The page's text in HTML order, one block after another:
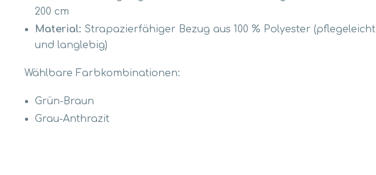
200 cm
Material: Strapazierfähiger Bezug aus 100 % Polyester (pflegeleicht
und langlebig)
Wählbare Farbkombinationen:
Grün-Braun
Grau-Anthrazit